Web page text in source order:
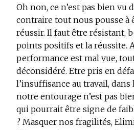
Oh non, ce n’est pas bien vu
contraire tout nous pousse à
réussir. Il faut être résistant,
points positifs et la réussite.
performance est mal vue,
déconsidéré. Etre pris en
l’insuffisance au travail, dans
notre entourage n’est pas
qui pourrait être signe de
? Masquer nos fragilités,